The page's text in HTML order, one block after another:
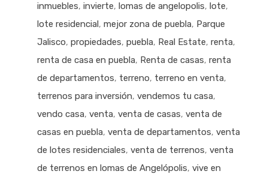
inmuebles, invierte, lomas de angelopolis, lote,
lote residencial, mejor zona de puebla, Parque
Jalisco, propiedades, puebla, Real Estate, renta,
renta de casa en puebla, Renta de casas, renta
de departamentos, terreno, terreno en venta,
terrenos para inversión, vendemos tu casa,
vendo casa, venta, venta de casas, venta de
casas en puebla, venta de departamentos, venta
de lotes residenciales, venta de terrenos, venta
de terrenos en lomas de Angelópolis, vive en